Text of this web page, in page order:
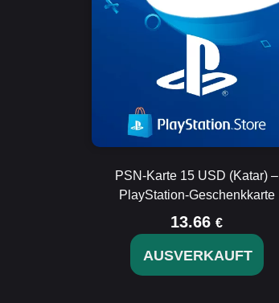
PSN-Karte 15 USD (Katar) –
PlayStation-Geschenkkarte
13.66 €
AUSVERKAUFT